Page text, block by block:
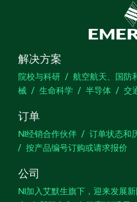
解决方案
院校与科研 航空航天、国防
械
生命科学 半导体 交
订单
NI经销合作伙伴 订单状态和
按产品编号订购或请求报价
公司
NI加入艾默生旗下，迎来发展